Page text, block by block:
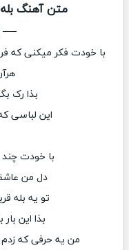
متن آهنگ
با خودت فکر میکنی که
بذا رک
این لباسی
با خودت
دل من
تو یه بله
بذا این
من یه حرفی که